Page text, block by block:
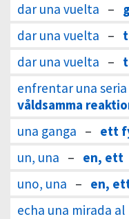
dar una vuelta –
dar una vuelta –
dar una vuelta –
enfrentar una
våldsamma
una ganga – ett
un, una – en, ett
uno, una – en,
echa una mirada al